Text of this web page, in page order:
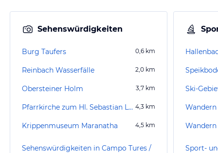
Sehenswürdigkeiten
Burg Taufers 0,6 km
Reinbach Wasserfälle 2,0 km
Obersteiner Holm 3,7 km
Pfarrkirche zum Hl. Sebastian Luttach 4,3 km
Krippenmuseum Maranatha 4,5 km
Sehenswürdigkeiten in Campo Tures /
Ski-
Sport-